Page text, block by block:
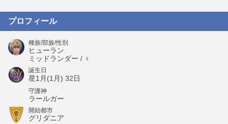
プロフィール
種族/部族/性別
ヒューラン
ミッドランダー / ♀
誕生日
星1月(1月) 32日
守護神
ラールガー
開始都市
グリダニア